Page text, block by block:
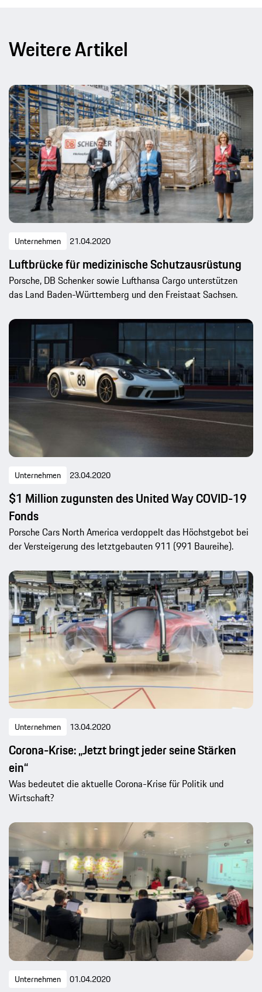
Weitere Artikel
Unternehmen 21.04.2020
Luftbrücke für medizinische Schutzausrüstung
Porsche, DB Schenker sowie Lufthansa Cargo unterstützen
das Land Baden-Württemberg und den Freistaat Sachsen.
Unternehmen 23.04.2020
$1 Million zugunsten des United Way COVID-19
Fonds
Porsche Cars North America verdoppelt das Höchstgebot bei
der Versteigerung des letztgebauten 911 (991 Baureihe).
Unternehmen 13.04.2020
Corona-Krise: „Jetzt bringt jeder seine Stärken
ein“
Was bedeutet die aktuelle Corona-Krise für Politik und
Wirtschaft?
Unternehmen 01.04.2020